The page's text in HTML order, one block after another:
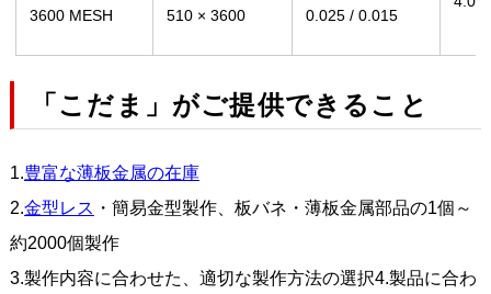
3600 MESH 510 × 3600 0.025 / 0.015
「こだま」がご提供できること
1.豊富な薄板金属の在庫
2.金型レス ・簡易金型製作、板バネ・薄板金属部品の1個～
約2000個製作
3.製作内容に合わせた、適切な製作方法の選択4.製品に合わ